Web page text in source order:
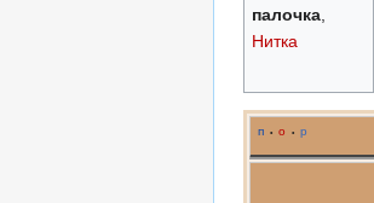
палочка,
Нитка
п • о • р